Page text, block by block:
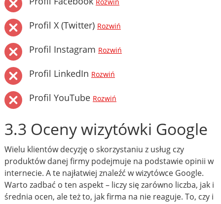
Rozwiń
Profil X (Twitter) Rozwiń
Profil Instagram Rozwiń
Profil LinkedIn Rozwiń
Profil YouTube Rozwiń
3.3 Oceny wizytówki Google
Wielu klientów decyzję o skorzystaniu z usług czy
produktów danej firmy podejmuje na podstawie opinii w
internecie. A te najłatwiej znaleźć w wizytówce Google.
Warto zadbać o ten aspekt – liczy się zarówno liczba, jak i
średnia ocen, ale też to, jak firma na nie reaguje. To, czy i